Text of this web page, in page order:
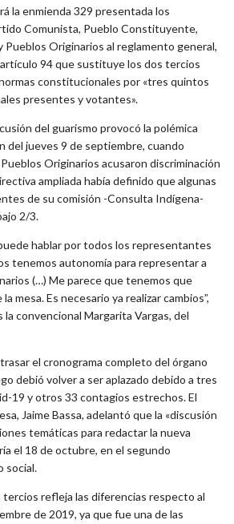
la enmienda 329 presentada los
Comunista, Pueblo Constituyente,
Pueblos Originarios al reglamento general,
94 que sustituye los dos tercios
constitucionales por «tres quintos
presentes y votantes».
del guarismo provocó la polémica
del jueves 9 de septiembre, cuando
Originarios acusaron discriminación
ampliada había definido que algunas
de su comisión -Consulta Indígena-
2/3.
hablar por todos los representantes
tenemos autonomía para representar a
(…) Me parece que tenemos que
mesa. Es necesario ya realizar cambios”,
convencional Margarita Vargas, del
el cronograma completo del órgano
debió volver a ser aplazado debido a tres
19 y otros 33 contagios estrechos. El
Jaime Bassa, adelantó que la «discusión
temáticas para redactar la nueva
el 18 de octubre, en el segundo
social.
tercios refleja las diferencias respecto al
de 2019, ya que fue una de las